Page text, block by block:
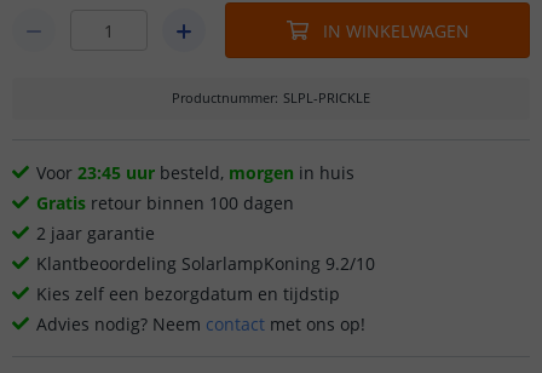
IN WINKELWAGEN
Productnummer: SLPL-PRICKLE
Voor 23:45 uur besteld, morgen in huis
Gratis retour binnen 100 dagen
2 jaar garantie
Klantbeoordeling SolarlampKoning 9.2/10
Kies zelf een bezorgdatum en tijdstip
Advies nodig? Neem contact met ons op!